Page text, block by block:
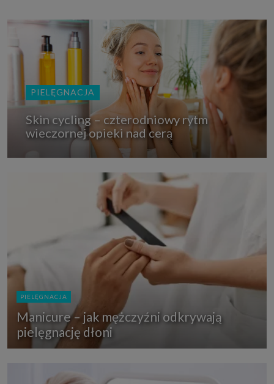
PIELĘGNACJA
Skin cycling – czterodniowy rytm
wieczornej opieki nad cerą
PIELĘGNACJA
Manicure – jak mężczyźni odkrywają
pielęgnację dłoni